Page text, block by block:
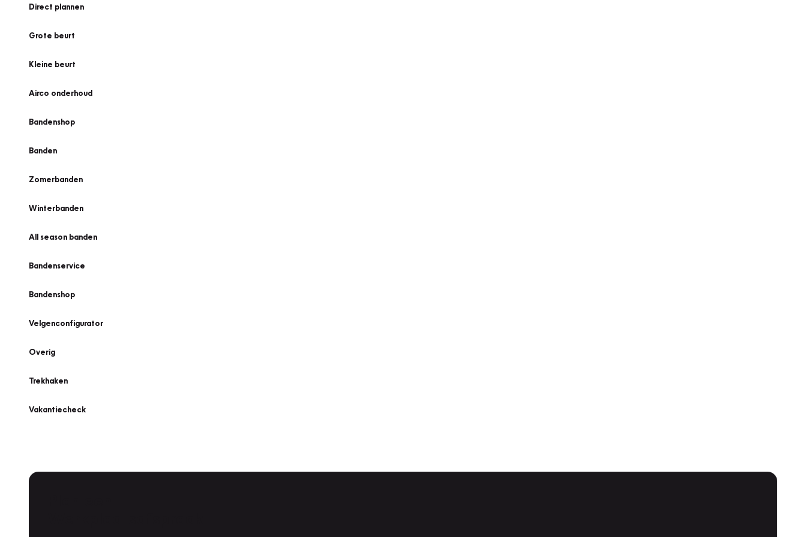
Direct plannen
Grote beurt
Kleine beurt
Airco onderhoud
Bandenshop
Banden
Zomerbanden
Winterbanden
All season banden
Bandenservice
Bandenshop
Velgenconfigurator
Overig
Trekhaken
Vakantiecheck